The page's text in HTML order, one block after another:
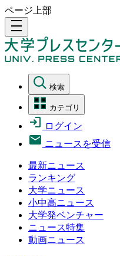
ページ上部
density_medium
検索
カテゴリ
ログイン
ニュースを受信
最新ニュース
ランキング
大学ニュース
小中高ニュース
大学発ベンチャー
ニュース特集
動画ニュース